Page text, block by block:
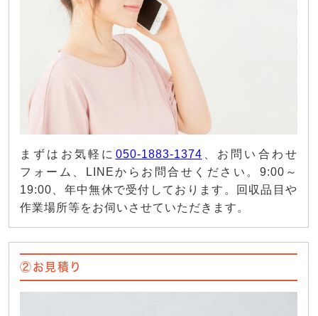
まずはお気軽に 050-1883-1374 、お問い合わせ
フォーム、LINEからお問合せください。9:00～
19:00、年中無休で受付しております。回収品目や
作業場所等をお伺いさせていただきます。
②お見積り